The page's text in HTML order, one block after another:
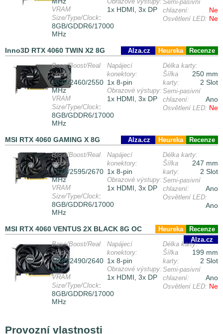
VRAM
Size/Type/Clock:
8GB/GDDR6/17000
MHz
1x HDMI, 3x DP
Semi-pasivní
chlazení:
Ne
Osvětlení LED: Ne
Inno3D RTX 4060 TWIN X2 8G Recenze
Heureka
Alza.cz
Base/Boost/Real
clock:
1830/2460/2550
MHz
VRAM
Size/Type/Clock:
8GB/GDDR6/17000
MHz
Napájecí
konektory:
1x 8-pin
Obrazové výstupy:
1x HDMI, 3x DP
Délka karty:
250 mm
Šířka
karty:
2 Slot
Semi-pasivní
chlazení:
Ano
Osvětlení LED: Ne
MSI RTX 4060 GAMING X 8G Recenze
Heureka
Alza.cz
Base/Boost/Real
clock:
1830/2595/2670
MHz
VRAM
Size/Type/Clock:
8GB/GDDR6/17000
MHz
Napájecí
konektory:
1x 8-pin
Obrazové výstupy:
1x HDMI, 3x DP
Délka karty:
247 mm
Šířka
karty:
2 Slot
Semi-pasivní
chlazení:
Ano
Osvětlení LED:
Ano
MSI RTX 4060 VENTUS 2X BLACK 8G OC Recenze
Heureka
Alza.cz
Base/Boost/Real
clock:
1830/2490/2640
MHz
VRAM
Size/Type/Clock:
8GB/GDDR6/17000
MHz
Napájecí
konektory:
1x 8-pin
Obrazové výstupy:
1x HDMI, 3x DP
Délka karty:
199 mm
Šířka
karty:
2 Slot
Semi-pasivní
chlazení:
Ano
Osvětlení LED: Ne
Provozní vlastnosti